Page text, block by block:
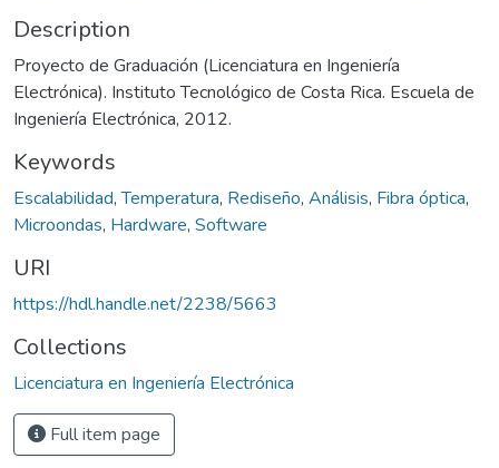
Description
Proyecto de Graduación (Licenciatura en Ingeniería
Electrónica). Instituto Tecnológico de Costa Rica. Escuela de
Ingeniería Electrónica, 2012.
Keywords
Escalabilidad,Temperatura, Rediseño, Análisis, Fibra óptica,
Microondas, Hardware, Software
URI
https://hdl.handle.net/2238/5663
Collections
Licenciatura en Ingeniería Electrónica
Full item page